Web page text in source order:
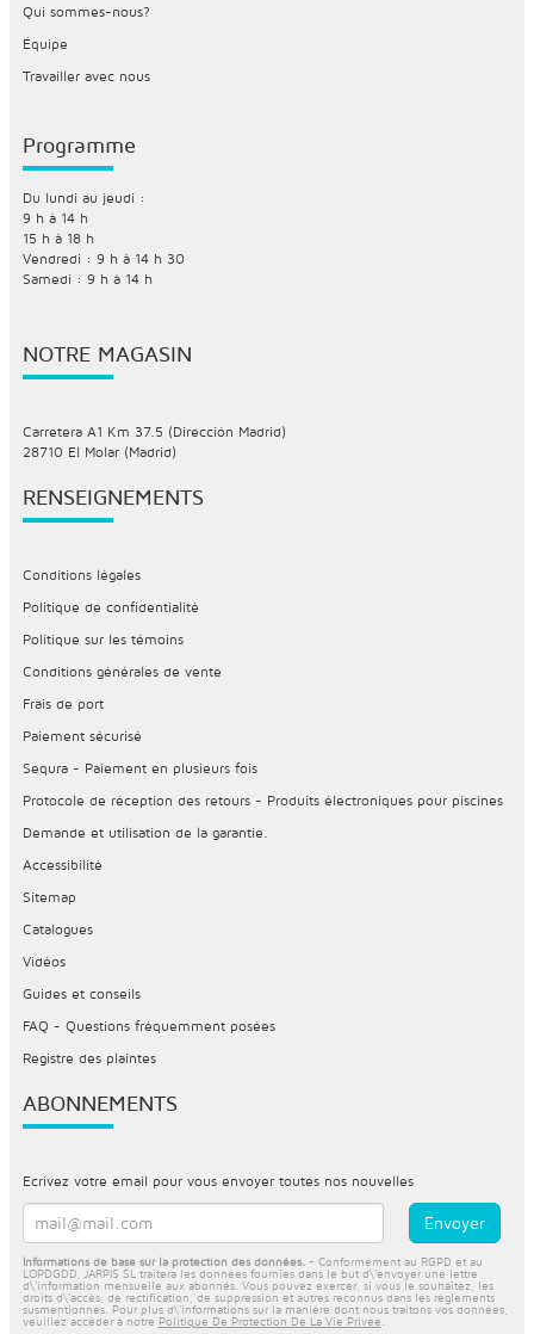
Qui sommes-nous?
Équipe
Travailler avec nous
Programme
Du lundi au jeudi :
9 h à 14 h
15 h à 18 h
Vendredi : 9 h à 14 h 30
Samedi : 9 h à 14 h
NOTRE MAGASIN
Carretera A1 Km 37.5 (Dirección Madrid)
28710 El Molar (Madrid)
RENSEIGNEMENTS
Conditions légales
Politique de confidentialité
Politique sur les témoins
Conditions générales de vente
Frais de port
Paiement sécurisé
Sequra - Paiement en plusieurs fois
Protocole de réception des retours - Produits électroniques pour piscines
Demande et utilisation de la garantie.
Accessibilité
Sitemap
Catalogues
Vidéos
Guides et conseils
FAQ - Questions fréquemment posées
Registre des plaintes
ABONNEMENTS
Ecrivez votre email pour vous envoyer toutes nos nouvelles
Informations de base sur la protection des données. - Conformément au RGPD et au
LOPDGDD, JARPIS SL traitera les données fournies dans le but d\'envoyer une lettre
d\'information mensuelle aux abonnés. Vous pouvez exercer, si vous le souhaitez, les
droits d\'accès, de rectification, de suppression et autres reconnus dans les règlements
susmentionnés. Pour plus d\'informations sur la manière dont nous traitons vos données,
veuillez accéder à notre Politique De Protection De La Vie Privée